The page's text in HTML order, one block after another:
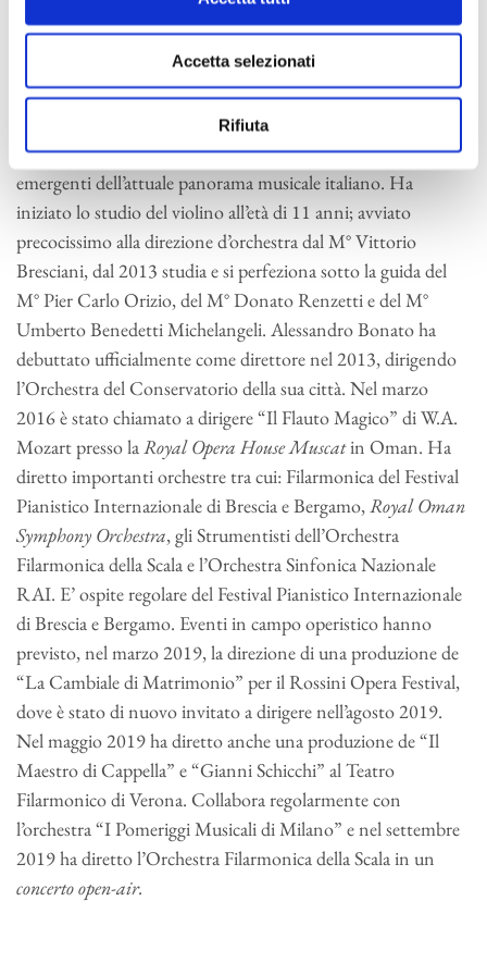
Accetta selezionati
Rifiuta
Vincitore del terzo premio assoluto alla “Nicolai Malko
Competition 2018” (unico italiano selezionato e il più
giovane di tutta la competizione), Alessandro Bonato ha già
al suo attivo un’esperienza che lo pone tra i principali giovani
emergenti dell’attuale panorama musicale italiano. Ha
iniziato lo studio del violino all’età di 11 anni; avviato
precocissimo alla direzione d’orchestra dal M° Vittorio
Bresciani, dal 2013 studia e si perfeziona sotto la guida del
M° Pier Carlo Orizio, del M° Donato Renzetti e del M°
Umberto Benedetti Michelangeli. Alessandro Bonato ha
debuttato ufficialmente come direttore nel 2013, dirigendo
l’Orchestra del Conservatorio della sua città. Nel marzo
2016 è stato chiamato a dirigere “Il Flauto Magico” di W.A.
Mozart presso laRoyal Opera House Muscatin Oman. Ha
diretto importanti orchestre tra cui: Filarmonica del Festival
Pianistico Internazionale di Brescia e Bergamo,Royal Oman
Symphony Orchestra, gli Strumentisti dell’Orchestra
Filarmonica della Scala e l’Orchestra Sinfonica Nazionale
RAI. E’ ospite regolare del Festival Pianistico Internazionale
di Brescia e Bergamo. Eventi in campo operistico hanno
previsto, nel marzo 2019, la direzione di una produzione de
“La Cambiale di Matrimonio” per il Rossini Opera Festival,
dove è stato di nuovo invitato a dirigere nell’agosto 2019.
Nel maggio 2019 ha diretto anche una produzione de “Il
Maestro di Cappella” e “Gianni Schicchi” al Teatro
Filarmonico di Verona. Collabora regolarmente con
l’orchestra “I Pomeriggi Musicali di Milano” e nel settembre
2019 ha diretto l’Orchestra Filarmonica della Scala in un
concerto open-air.